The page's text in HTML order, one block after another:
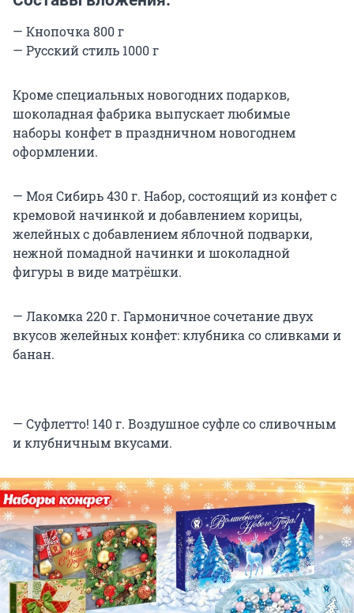
— Кнопочка 800 г
— Русский стиль 1000 г
Кроме специальных новогодних подарков,
шоколадная фабрика выпускает любимые
наборы конфет в праздничном новогоднем
оформлении.
— Моя Сибирь 430 г. Набор, состоящий из конфет с
кремовой начинкой и добавлением корицы,
желейных с добавлением яблочной подварки,
нежной помадной начинки и шоколадной
фигуры в виде матрёшки.
— Лакомка 220 г. Гармоничное сочетание двух
вкусов желейных конфет: клубника со сливками и
банан.
— Суфлетто! 140 г. Воздушное суфле со сливочным
и клубничным вкусами.